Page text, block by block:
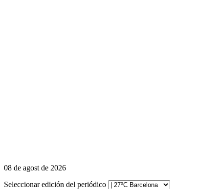
08 de agost de 2026
Seleccionar edición del periódico